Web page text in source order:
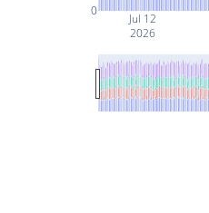
Jul 12
2026
0